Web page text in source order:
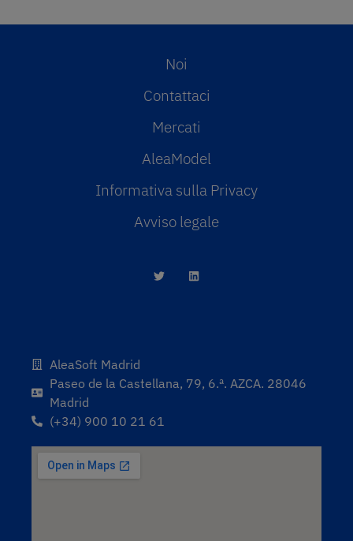
Noi
Contattaci
Mercati
AleaModel
Informativa sulla Privacy
Avviso legale
AleaSoft Madrid
Paseo de la Castellana, 79, 6.ª. AZCA. 28046
Madrid
(+34) 900 10 21 61